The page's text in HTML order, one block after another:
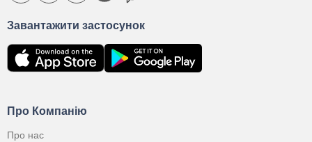
Про Компанію
Про нас
Завантажити застосунок